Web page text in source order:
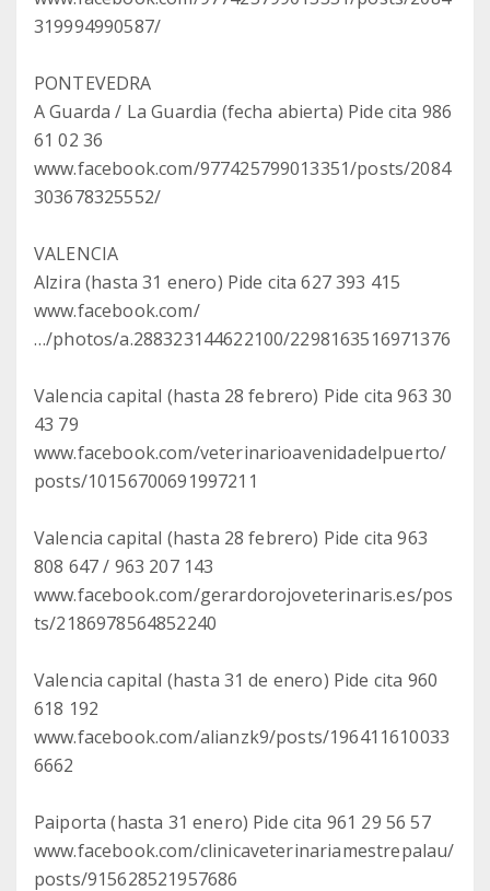
319994990587/
PONTEVEDRA
A Guarda / La Guardia (fecha abierta) Pide cita 986
61 02 36
www.facebook.com/977425799013351/posts/2084
303678325552/
VALENCIA
Alzira (hasta 31 enero) Pide cita 627 393 415
www.facebook.com/
…/photos/a.288323144622100/2298163516971376
Valencia capital (hasta 28 febrero) Pide cita 963 30
43 79
www.facebook.com/veterinarioavenidadelpuerto/
posts/10156700691997211
Valencia capital (hasta 28 febrero) Pide cita 963
808 647 / 963 207 143
www.facebook.com/gerardorojoveterinaris.es/pos
ts/2186978564852240
Valencia capital (hasta 31 de enero) Pide cita 960
618 192
www.facebook.com/alianzk9/posts/196411610033
6662
Paiporta (hasta 31 enero) Pide cita 961 29 56 57
www.facebook.com/clinicaveterinariamestrepalau/
posts/915628521957686